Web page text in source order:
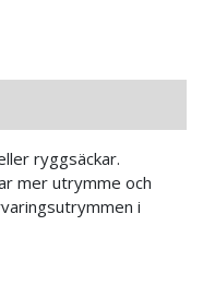
ryggsäckar.
mer utrymme och
i